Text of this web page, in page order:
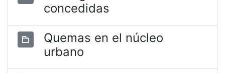
concedidas
Quemas en el núcleo
urbano